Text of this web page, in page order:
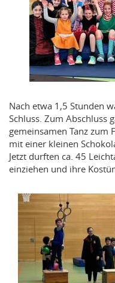
Nach etwa 1,5 Stunden
Schluss. Zum Abschluss
gemeinsamen Tanz zum
mit einer kleinen
Jetzt durften ca. 45
einziehen und ihre